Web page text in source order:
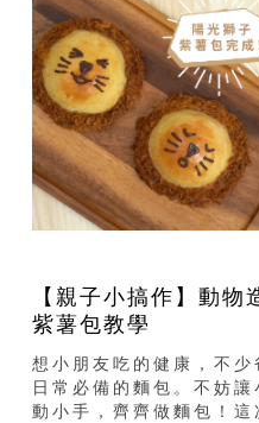
【親子小搞作】動物造型
紫薯包教學
想小朋友吃的健康，不
日常必備的麵包。不妨
動小手，齊齊做麵包！